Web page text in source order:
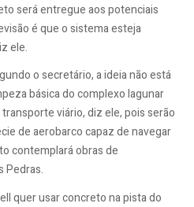
será entregue aos potenciais
é que o sistema esteja
ele.
o secretário, a ideia não está
básica do complexo lagunar
viário, diz ele, pois serão
de aerobarco capaz de navegar
contemplará obras de
Pedras.
quer usar concreto na pista do